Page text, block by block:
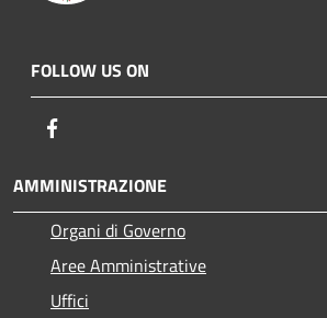
FOLLOW US ON
AMMINISTRAZIONE
Organi di Governo
Aree Amministrative
Uffici